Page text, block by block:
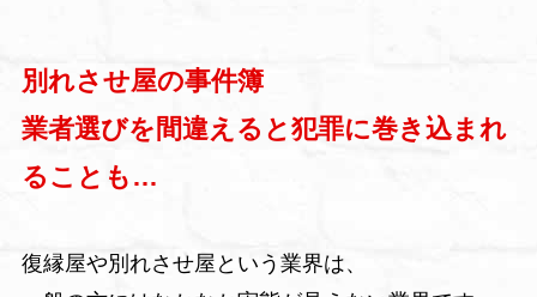
別れさせ屋の事件簿
業者選びを間違えると犯罪に巻き込まれ
ることも…
復縁屋や別れさせ屋という業界は、